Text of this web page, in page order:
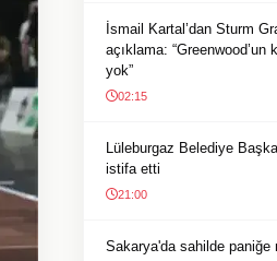
İsmail Kartal’dan Sturm
açıklama:
yok”
02:15
Lüleburgaz Belediye
istifa etti
21:00
Sakarya'da sahilde paniğe